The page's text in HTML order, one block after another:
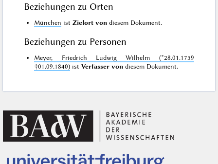
Beziehungen zu Orten
München istZielort von diesem Dokument.
Beziehungen zu Personen
Meyer, Friedrich Ludwig Wilhelm (*28.01.1759
†01.09.1840) istVerfasser von diesem Dokument.